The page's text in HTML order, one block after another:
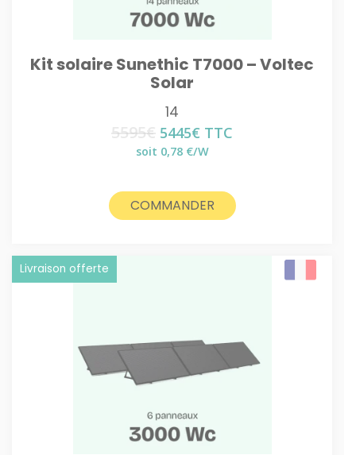
Kit solaire Sunethic T7000 – Voltec
Solar
14
5595€ Le
prix
5595€.
5445€ Le
prix
5445€.
TTC
soit 0,78 €/W
COMMANDER
Livraison offerte